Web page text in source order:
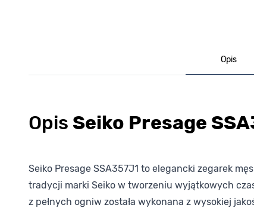
Opis
Opis Seiko Presage
Seiko Presage SSA357J1 to elegancki zegarek
tradycji marki Seiko w tworzeniu wyjątkowych
z pełnych ogniw została wykonana z wysokiej